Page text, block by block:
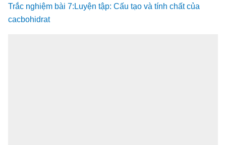
Trắc nghiệm bài 7:Luyện tập: Cấu tạo và tính chất của
cacbohidrat